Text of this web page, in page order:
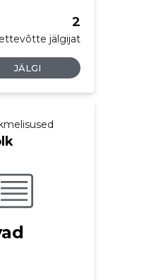
ettevõtte jälgijat
2
JÄLGI